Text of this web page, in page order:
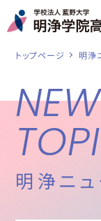
トップページ 明浄
明浄ニュ